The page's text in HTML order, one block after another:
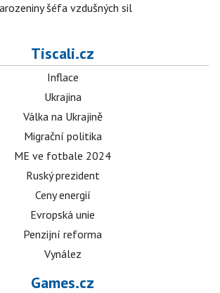
šéfa vzdušných sil
Tiscali.cz
Inflace
Ukrajina
Válka na Ukrajině
Migrační politika
ME ve fotbale 2024
Ruský prezident
Ceny energií
Evropská unie
Penzijní reforma
Vynález
Games.cz